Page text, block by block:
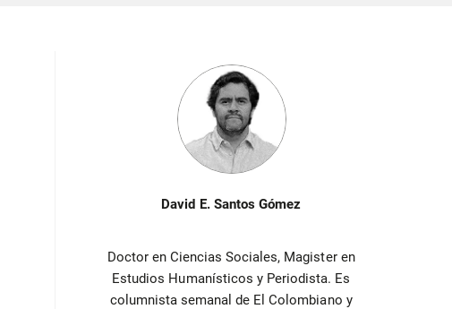
David E. Santos Gómez
Doctor en Ciencias Sociales, Magister en
Estudios Humanísticos y Periodista. Es
columnista semanal de El Colombiano y